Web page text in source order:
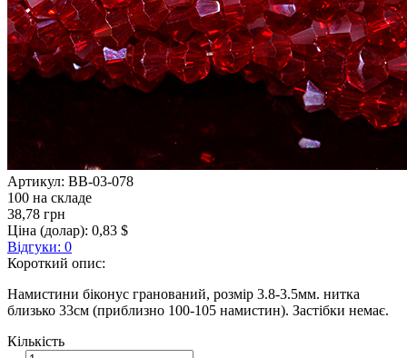
Артикул: BB-03-078
100 на складе
38,78 грн
Ціна (долар): 0,83 $
Відгуки: 0
Короткий опис:
Намистини біконус гранований, розмір 3.8-3.5мм. нитка
близько 33см (приблизно 100-105 намистин). Застібки немає.
Кількість